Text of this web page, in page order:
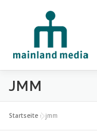
HOME
JMM
Startseite »jmm